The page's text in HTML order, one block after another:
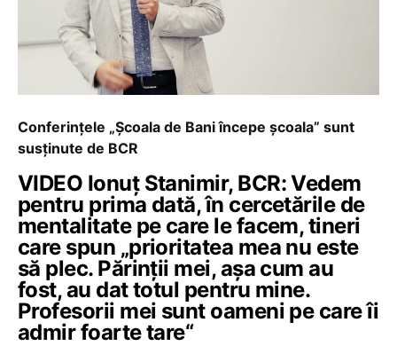
Conferințele „Școala de Bani începe școala” sunt
susținute de BCR
VIDEO Ionuț Stanimir, BCR: Vedem
pentru prima dată, în cercetările de
mentalitate pe care le facem, tineri
care spun „prioritatea mea nu este
să plec. Părinții mei, așa cum au
fost, au dat totul pentru mine.
Profesorii mei sunt oameni pe care îi
admir foarte tare“